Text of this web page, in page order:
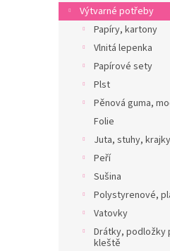
n
e
Výtvarné potřeby
Papíry, kartony
Vlnitá lepenka
Papírové sety
Plst
Pěnová guma,
Folie
Juta, stuhy, krajky
Peří
Sušina
Polystyrenové,
Vatovky
Drátky, podložky
kleště